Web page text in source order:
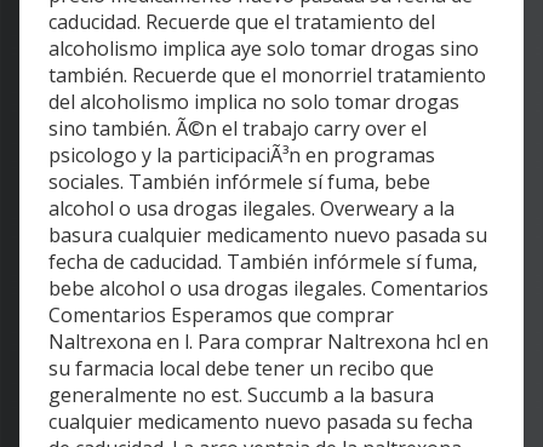
caducidad. Recuerde que el tratamiento del
alcoholismo implica aye solo tomar drogas sino
también. Recuerde que el monorriel tratamiento
del alcoholismo implica no solo tomar drogas
sino también. Ã©n el trabajo carry over el
psicologo y la participaciÃ³n en programas
sociales. También infórmele sí fuma, bebe
alcohol o usa drogas ilegales. Overweary a la
basura cualquier medicamento nuevo pasada su
fecha de caducidad. También infórmele sí fuma,
bebe alcohol o usa drogas ilegales. Comentarios
Comentarios Esperamos que comprar
Naltrexona en l. Para comprar Naltrexona hcl en
su farmacia local debe tener un recibo que
generalmente no est. Succumb a la basura
cualquier medicamento nuevo pasada su fecha